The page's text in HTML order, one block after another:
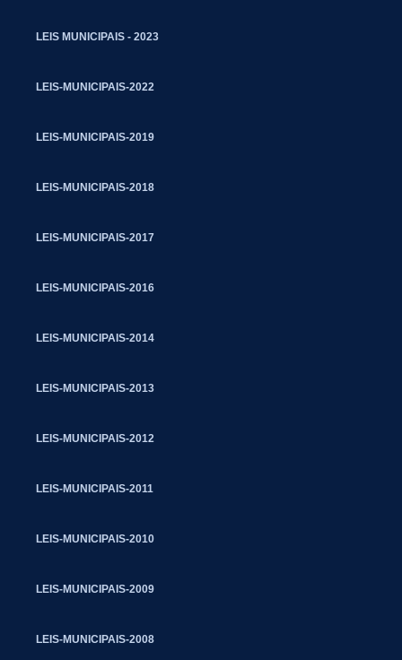
LEIS MUNICIPAIS - 2023
LEIS-MUNICIPAIS-2022
LEIS-MUNICIPAIS-2019
LEIS-MUNICIPAIS-2018
LEIS-MUNICIPAIS-2017
LEIS-MUNICIPAIS-2016
LEIS-MUNICIPAIS-2014
LEIS-MUNICIPAIS-2013
LEIS-MUNICIPAIS-2012
LEIS-MUNICIPAIS-2011
LEIS-MUNICIPAIS-2010
LEIS-MUNICIPAIS-2009
LEIS-MUNICIPAIS-2008